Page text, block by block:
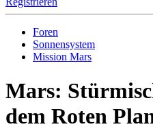
Foren
Sonnensystem
Mission Mars
Mars:
dem Roten